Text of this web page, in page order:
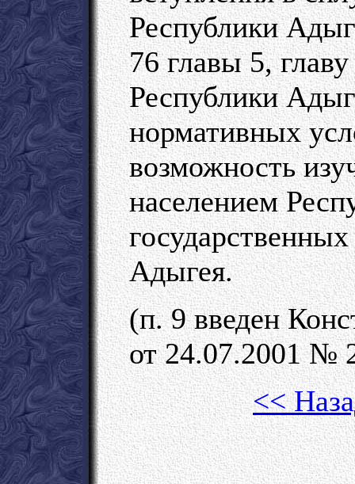
Республики
76 главы 5,
Республики
нормативных
возможность
населением
Адыгея.
(п. 9 введен
от 24.07.2001 №
<<